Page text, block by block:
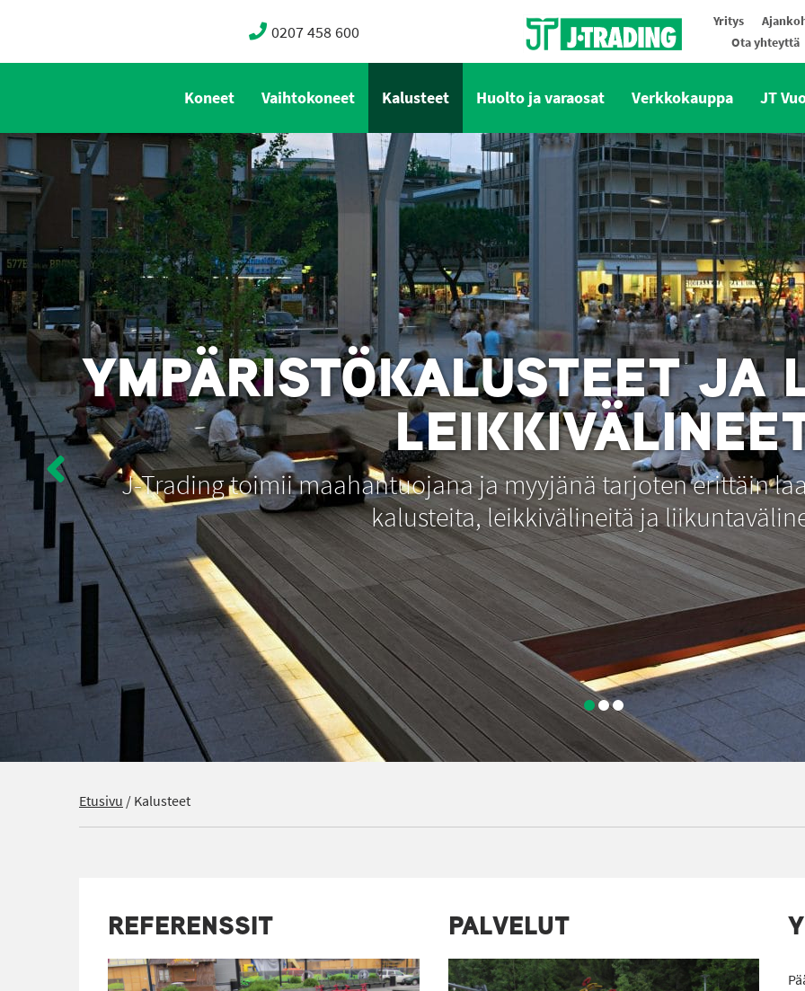
0207 458 600 Yritys
Ota yhteyttä
Koneet Vaihtokoneet Kalusteet Huolto ja varaosat Verkkokauppa JT
YMPÄRISTÖKALUSTEET JA
J-Trading toimii maahantuojana ja myyjänä tarjoten erittäin
kalusteita, leikkivälineitä ja
Etusivu /Kalusteet
REFERENSSIT PALVELUT